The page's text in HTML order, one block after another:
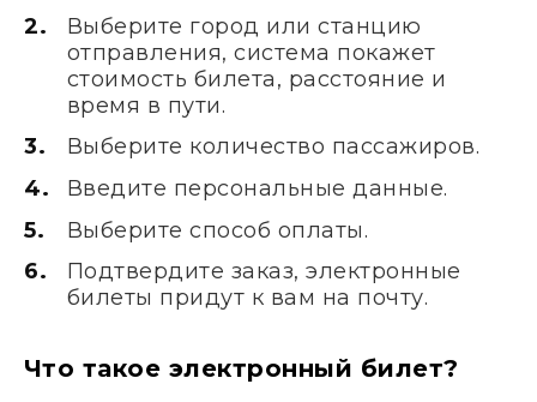
Выберите город или станцию
отправления, система покажет
стоимость билета, расстояние и
время в пути.
Выберите количество пассажиров.
Введите персональные данные.
Выберите способ оплаты.
Подтвердите заказ, электронные
билеты придут к вам на почту.
Что такое электронный билет?